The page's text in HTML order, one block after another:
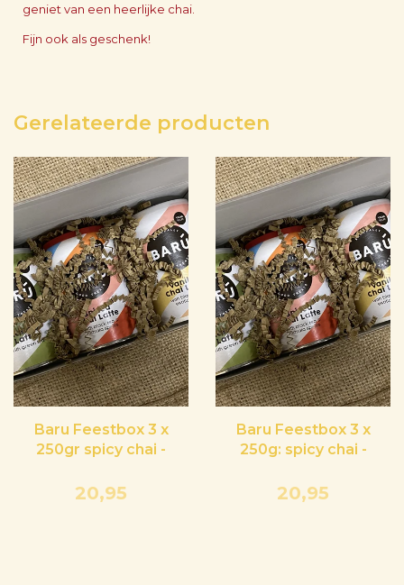
geniet van een heerlijke chai.
Fijn ook als geschenk!
Gerelateerde producten
Baru Feestbox 3 x
250gr spicy chai -
latte
20,95
Baru Feestbox 3 x
250g: spicy chai -
latte
20,95